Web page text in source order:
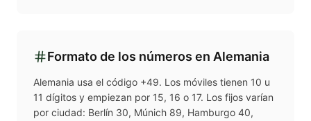
Formato de los números en Alemania
Alemania usa el código +49. Los móviles tienen 10 u
11 dígitos y empiezan por 15, 16 o 17. Los fijos varían
por ciudad: Berlín 30, Múnich 89, Hamburgo 40,